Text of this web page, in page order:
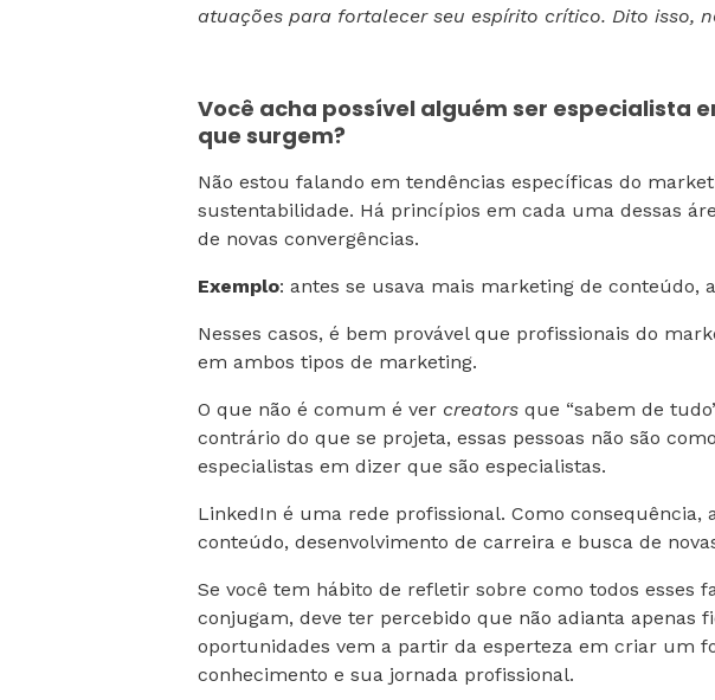
atuações para fortalecer seu espírito crítico. Dito isso,
Você acha possível alguém ser especialista
que surgem?
Não estou falando em tendências específicas do
sustentabilidade. Há princípios em cada uma dessas
de novas convergências.
Exemplo: antes se usava mais marketing de conteúdo,
Nesses casos, é bem provável que profissionais do
em ambos tipos de marketing.
O que não é comum é ver creators que “sabem de
contrário do que se projeta, essas pessoas não são
especialistas em dizer que são especialistas.
LinkedIn é uma rede profissional. Como consequência,
conteúdo, desenvolvimento de carreira e busca de
Se você tem hábito de refletir sobre como todos esses
conjugam, deve ter percebido que não adianta apenas
oportunidades vem a partir da esperteza em criar um
conhecimento e sua jornada profissional.